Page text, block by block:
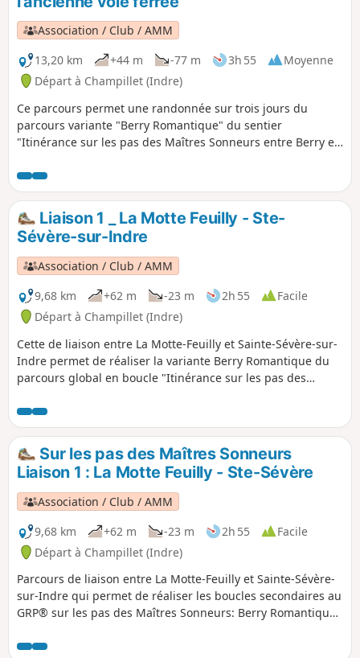
Association / Club / AMM
13,20 km
+44 m -77 m 3h 55
Moyenne
Départ à Champillet (Indre)
Ce parcours permet une randonnée sur trois jours du
parcours variante "Berry Romantique" du sentier
"Itinérance sur les pas des Maîtres Sonneurs entre Berry et
Motte Feuilly - La Châtre
Liaison 1 _ La Motte Feuilly - Ste-
Sévère-sur-Indre
Association / Club / AMM
9,68 km
+62 m -23 m 2h 55
Facile
Départ à Champillet (Indre)
Cette de liaison entre La Motte-Feuilly et Sainte-Sévère-sur-
Indre permet de réaliser la variante Berry Romantique du
parcours global en boucle "Itinérance sur les pas des
Sur les pas des Maîtres Sonneurs
Liaison 1 : La Motte Feuilly - Ste-Sévère
Association / Club / AMM
9,68 km
+62 m -23 m 2h 55
Facile
Départ à Champillet (Indre)
Parcours de liaison entre La Motte-Feuilly et Sainte-Sévère-
sur-Indre qui permet de réaliser les boucles secondaires au
GRP® sur les pas des Maîtres Sonneurs: Berry Romantique